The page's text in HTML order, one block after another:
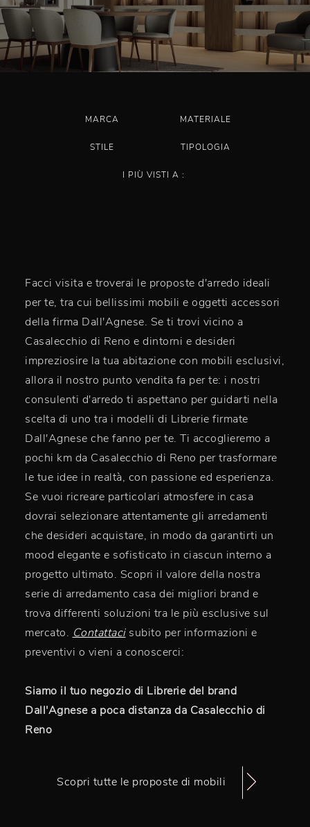
MARCA MATERIALE
STILE TIPOLOGIA
I PIÙ VISTI A :
Facci visita e troverai le proposte d'arredo ideali
per te, tra cui bellissimi mobili e oggetti accessori
della firma Dall'Agnese. Se ti trovi vicino a
Casalecchio di Reno e dintorni e desideri
impreziosire la tua abitazione con mobili esclusivi,
allora il nostro punto vendita fa per te: i nostri
consulenti d'arredo ti aspettano per guidarti nella
scelta di uno tra i modelli di Librerie firmate
Dall'Agnese che fanno per te. Ti accoglieremo a
pochi km da Casalecchio di Reno per trasformare
le tue idee in realtà, con passione ed esperienza.
Se vuoi ricreare particolari atmosfere in casa
dovrai selezionare attentamente gli arredamenti
che desideri acquistare, in modo da garantirti un
mood elegante e sofisticato in ciascun interno a
progetto ultimato. Scopri il valore della nostra
serie di arredamento casa dei migliori brand e
trova differenti soluzioni tra le più esclusive sul
mercato. Contattacisubito per informazioni e
preventivi o vieni a conoscerci:
Siamo il tuo negozio di Librerie del brand
Dall'Agnese a poca distanza da Casalecchio di
Reno
Scopri tutte le proposte di mobili